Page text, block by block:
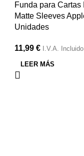
Funda para
Matte Sleeves
Unidades
11,99 € I.V.A. Incluido
LEER MÁS